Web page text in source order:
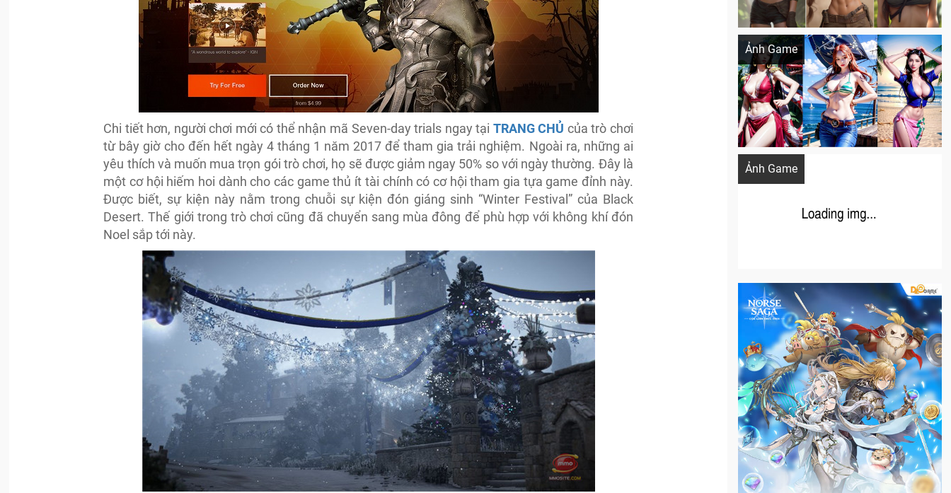
Chi tiết hơn, người chơi mới có thể nhận mã Seven-day trials ngay tại TRANG CHỦ của trò chơi
từ bây giờ cho đến hết ngày 4 tháng 1 năm 2017 để tham gia trải nghiệm. Ngoài ra, những ai
yêu thích và muốn mua trọn gói trò chơi, họ sẽ được giảm ngay 50% so với ngày thường. Đây là
một cơ hội hiếm hoi dành cho các game thủ ít tài chính có cơ hội tham gia tựa game đỉnh này.
Được biết, sự kiện này nằm trong chuỗi sự kiện đón giáng sinh “Winter Festival” của Black
Desert. Thế giới trong trò chơi cũng đã chuyển sang mùa đông để phù hợp với không khí đón
Noel sắp tới này.
Ảnh Game
Khi AI Cosplay gái đẹp One Piece
Ảnh Game
Cosplay Xiangling siêu cute